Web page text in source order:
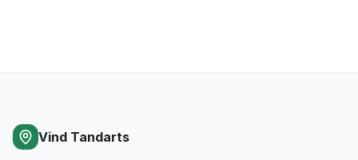
Vind Tandarts